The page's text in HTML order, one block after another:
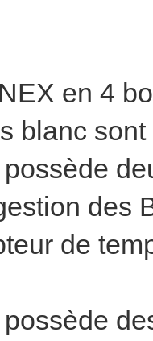
en 4
blanc
des
de